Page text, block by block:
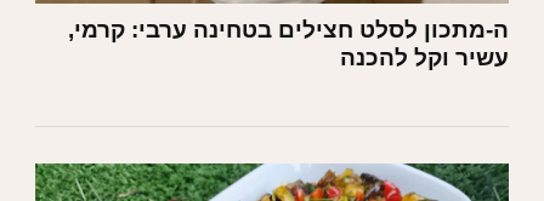
ה-מתכון לסלט חצילים בטחינה ערבי: קרמי,
עשיר וקל להכנה